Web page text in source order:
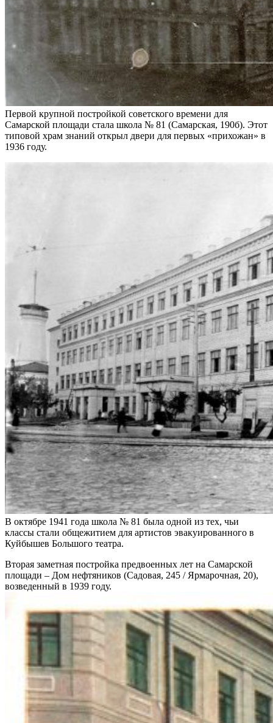
Первой крупной постройкой советского времени для
Самарской площади стала школа № 81 (Самарская, 190б). Этот
типовой храм знаний открыл двери для первых «прихожан» в
1936 году.
В октябре 1941 года школа № 81 была одной из тех, чьи
классы стали общежитием для артистов эвакуированного в
Куйбышев Большого театра.
Вторая заметная постройка предвоенных лет на Самарской
площади – Дом нефтяников (Садовая, 245 / Ярмарочная, 20),
возведенный в 1939 году.